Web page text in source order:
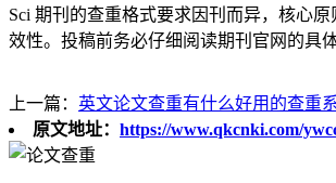
Sci 期刊的查重格式要求因刊而异，核心
效性。投稿前务必仔细阅读期刊官网的具
上一篇： 英文论文查重有什么好用的查重
原文地址： https://www.qkcnki.com/